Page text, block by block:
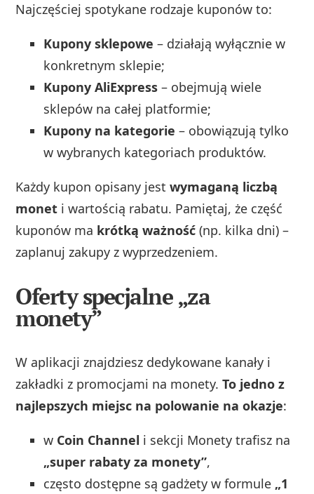
Najczęściej spotykane rodzaje kuponów to:
Kupony sklepowe – działają wyłącznie w
konkretnym sklepie;
Kupony AliExpress – obejmują wiele
sklepów na całej platformie;
Kupony na kategorie – obowiązują tylko
w wybranych kategoriach produktów.
Każdy kupon opisany jestwymaganą liczbą
monet i wartością rabatu. Pamiętaj, że część
kuponów ma krótką ważność (np. kilka dni) –
zaplanuj zakupy z wyprzedzeniem.
Oferty specjalne „za
monety”
W aplikacji znajdziesz dedykowane kanały i
zakładki z promocjami na monety.To jedno z
najlepszych miejsc na polowanie na okazje:
w Coin Channel i sekcji Monety trafisz na
„super rabaty za monety”,
często dostępne są gadżety w formule „1